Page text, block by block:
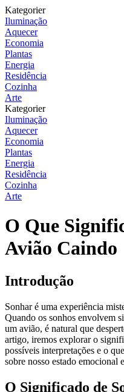
Kategorier
Iluminação
Aquecer
Economia
Plantas
Energia
Residência
Cozinha
Arte
Kategorier
Iluminação
Aquecer
Economia
Plantas
Energia
Residência
Cozinha
Arte
O Que
Avião Caindo
Introdução
Sonhar é uma experiência
Quando os sonhos envolvem
um avião, é natural que
artigo, iremos explorar o
possíveis interpretações e o
sobre nosso estado emocional
O Significado de